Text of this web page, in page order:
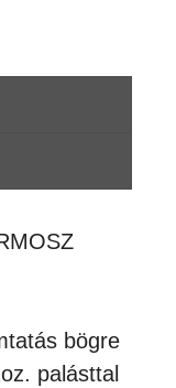
bögre
palásttal